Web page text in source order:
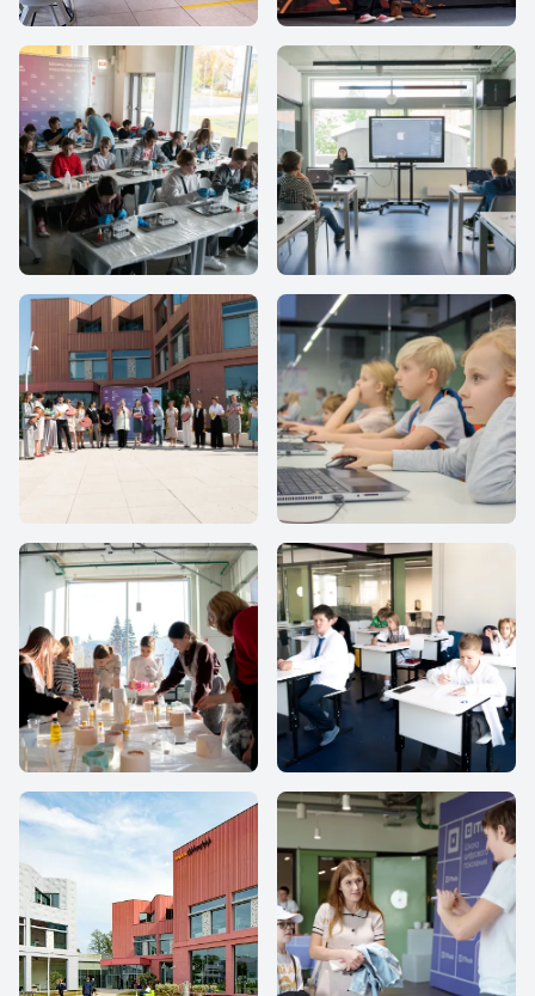
iHub school IThub school
IThub school IThub school
IThub school IThub school
IThub school IThub school